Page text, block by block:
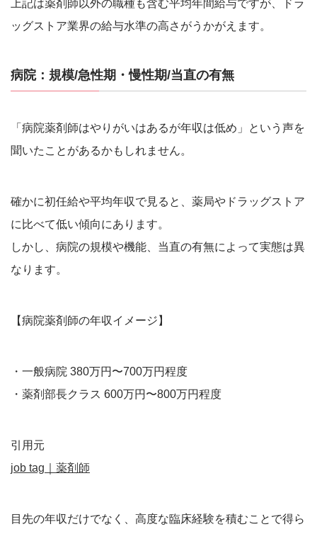
上記は薬剤師以外の職種も含む平均年間給与ですが、ドラ
ッグストア業界の給与水準の高さがうかがえます。
病院：規模/急性期・慢性期/当直の有無
「病院薬剤師はやりがいはあるが年収は低め」という声を
聞いたことがあるかもしれません。
確かに初任給や平均年収で見ると、薬局やドラッグストア
に比べて低い傾向にあります。
しかし、病院の規模や機能、当直の有無によって実態は異
なります。
【病院薬剤師の年収イメージ】
・一般病院 380万円〜700万円程度
・薬剤部長クラス 600万円〜800万円程度
引用元
job tag｜薬剤師
目先の年収だけでなく、高度な臨床経験を積むことで得ら